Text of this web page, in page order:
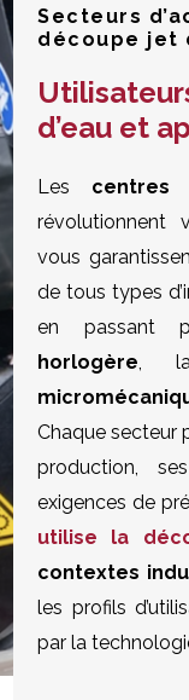
Secteurs
découpe jet
d’eau et
Les centres
révolutionnent
vous
de tous types
en passant
horlogère,
Chaque secteur
production,
exigences de
utilise la
contextes
les profils
par la